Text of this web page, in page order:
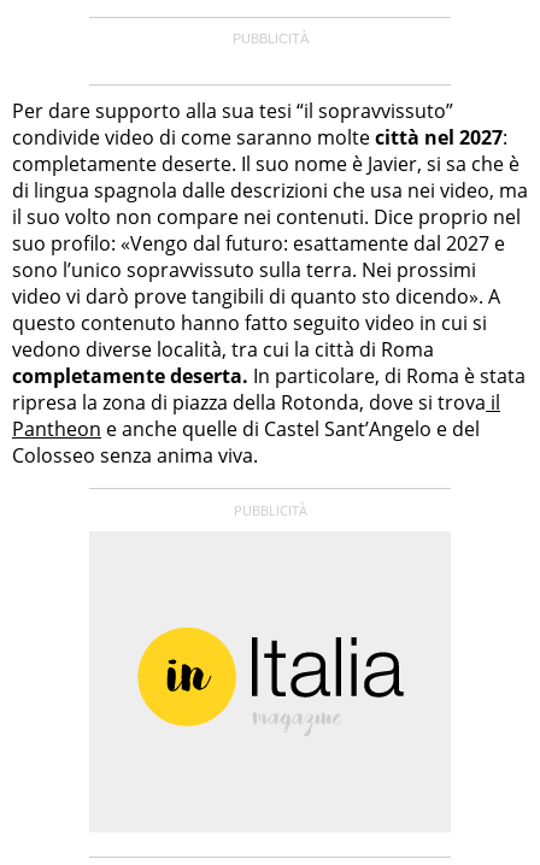
Per dare supporto alla sua tesi “il sopravvissuto”
condivide video di come saranno moltecittà nel 2027:
completamente deserte. Il suo nome è Javier, si sa che è
di lingua spagnola dalle descrizioni che usa nei video, ma
il suo volto non compare nei contenuti. Dice proprio nel
suo profilo: «Vengo dal futuro: esattamente dal 2027 e
sono l’unico sopravvissuto sulla terra. Nei prossimi
video vi darò prove tangibili di quanto sto dicendo». A
questo contenuto hanno fatto seguito video in cui si
vedono diverse località, tra cui la città di Roma
completamente deserta. In particolare, di Roma è stata
ripresa la zona di piazza della Rotonda, dove si trova il
Pantheon e anche quelle di Castel Sant’Angelo e del
Colosseo senza anima viva.